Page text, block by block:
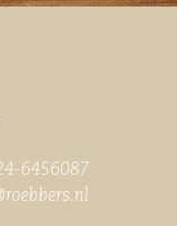
6456087